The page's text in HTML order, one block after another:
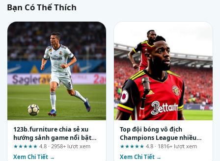
Bạn Có Thể Thích
123b.furniture chia sẻ xu
hướng sảnh game nổi bật
hiện nay: Phân tích luật, xác
suất và biến động
★★★★★ 4.8 · 2958+ lượt xem
Xem Chi Tiết →
Top đội bóng vô địch
Champions League nhiều
nhất: Lịch sử hào hùng và
những con số biết nói
★★★★★ 4.8 · 1816+ lượt xem
Xem Chi Tiết →